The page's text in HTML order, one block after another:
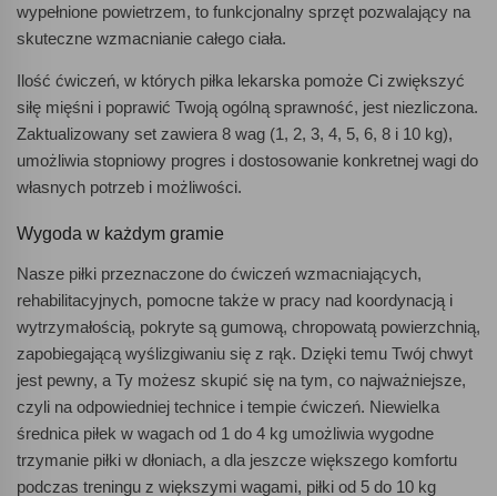
wypełnione powietrzem, to funkcjonalny sprzęt pozwalający na
skuteczne wzmacnianie całego ciała.
Ilość ćwiczeń, w których piłka lekarska pomoże Ci zwiększyć
siłę mięśni i poprawić Twoją ogólną sprawność, jest niezliczona.
Zaktualizowany set zawiera 8 wag (1, 2, 3, 4, 5, 6, 8 i 10 kg),
umożliwia stopniowy progres i dostosowanie konkretnej wagi do
własnych potrzeb i możliwości.
Wygoda w każdym gramie
Nasze piłki przeznaczone do ćwiczeń wzmacniających,
rehabilitacyjnych, pomocne także w pracy nad koordynacją i
wytrzymałością, pokryte są gumową, chropowatą powierzchnią,
zapobiegającą wyślizgiwaniu się z rąk. Dzięki temu Twój chwyt
jest pewny, a Ty możesz skupić się na tym, co najważniejsze,
czyli na odpowiedniej technice i tempie ćwiczeń. Niewielka
średnica piłek w wagach od 1 do 4 kg umożliwia wygodne
trzymanie piłki w dłoniach, a dla jeszcze większego komfortu
podczas treningu z większymi wagami, piłki od 5 do 10 kg